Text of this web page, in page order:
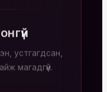
устгагдсан,
магадгүй.